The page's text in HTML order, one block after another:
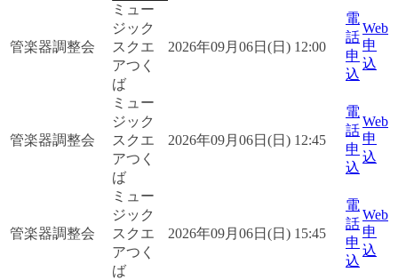
管楽器調整会
ミュー
ジック
スクエ
アつく
ば
2026年09月06日(日) 12:00
電
話
申
込
Web
申
込
管楽器調整会
ミュー
ジック
スクエ
アつく
ば
2026年09月06日(日) 12:45
電
話
申
込
Web
申
込
管楽器調整会
ミュー
ジック
スクエ
アつく
ば
2026年09月06日(日) 15:45
電
話
申
込
Web
申
込